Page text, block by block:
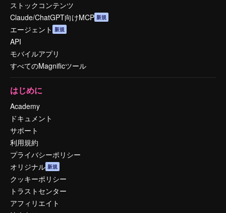
ストックコンテンツ
Claude/ChatGPT向けMCP 新規
エージェント 新規
API
モバイルアプリ
すべてのMagnificツール
はじめに
Academy
ドキュメント
サポート
利用規約
プライバシーポリシー
オリジナル 新規
クッキーポリシー
トラストセンター
アフィリエイト